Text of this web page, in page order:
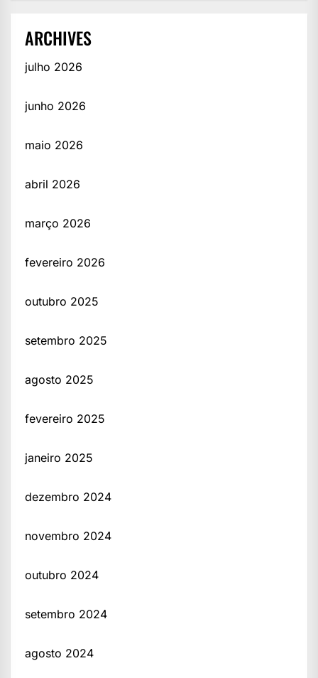
ARCHIVES
julho 2026
junho 2026
maio 2026
abril 2026
março 2026
fevereiro 2026
outubro 2025
setembro 2025
agosto 2025
fevereiro 2025
janeiro 2025
dezembro 2024
novembro 2024
outubro 2024
setembro 2024
agosto 2024